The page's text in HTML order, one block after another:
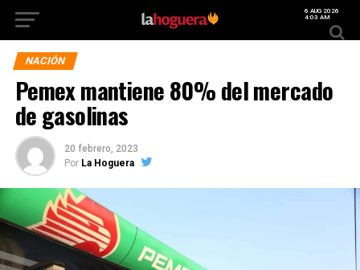
6 AUG 2026
4:03 AM
NACIÓN
Pemex mantiene 80% del mercado
de gasolinas
20 febrero, 2023
Por La Hoguera